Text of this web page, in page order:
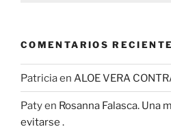
COMENTARIOS
Patriciaen ALOE VERA
Patyen Rosanna Falasca. Una
evitarse .